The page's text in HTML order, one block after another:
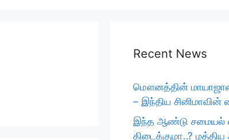
Recent News
மௌனத்தின்
– இந்திய
இந்த ஆண்டு சமையல்
கிடைக்குமா..? மத்திய